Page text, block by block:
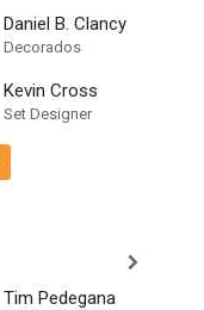
Daniel B. Clancy
Decorados
Kevin Cross
Set Designer
Tim Pedegana